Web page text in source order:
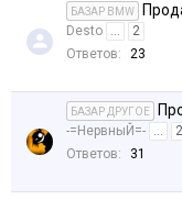
БАЗАР BMW
Desto ...
2
Ответов:
23
БАЗАР ДРУГОЕ
-=НервныЙ=- ...
2
Ответов:
31